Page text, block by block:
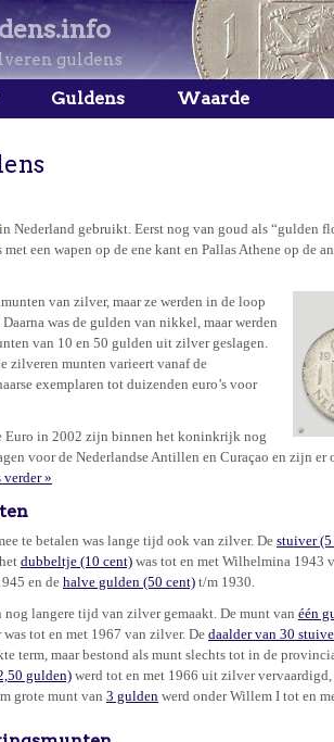
guldens
Guldens Waarde
in Nederland gebruikt. Eerst nog van goud als “gulden
een wapen op de ene kant en Pallas Athene op de
van zilver, maar ze werden in de loop
was de gulden van nikkel, maar werden
van 10 en 50 gulden uit zilver geslagen.
zilveren munten varieert vanaf de
exemplaren tot duizenden euro’s voor
Euro in 2002 zijn binnen het koninkrijk nog
voor de Nederlandse Antillen en Curaçao en zijn
verder »
te betalen was lange tijd ook van zilver. De stuiver
dubbeltje (10 cent) was tot en met Wilhelmina 1943
en dehalve gulden (50 cent) t/m 1930.
nog langere tijd van zilver gemaakt. De munt van één
tot en met 1967 van zilver. De daalder van 30
term, maar bestond als munt slechts tot in de
gulden) werd tot en met 1966 uit zilver
grote munt van 3 gulden werd onder Willem I tot en